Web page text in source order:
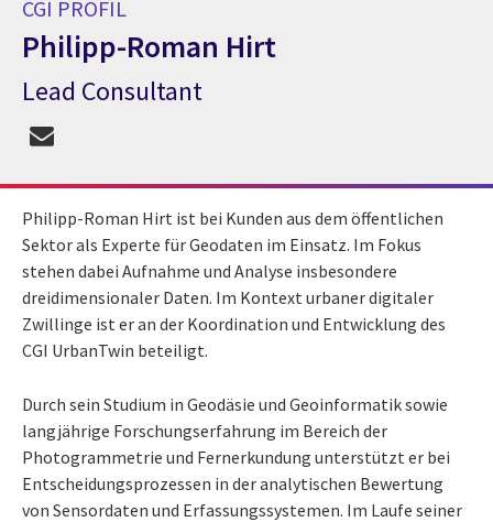
CGI PROFIL
Philipp-Roman Hirt
CGI Profil Philipp-Roman Hirt
Lead Consultant
Philipp-Roman Hirt ist bei Kunden aus dem öffentlichen
Sektor als Experte für Geodaten im Einsatz. Im Fokus
stehen dabei Aufnahme und Analyse insbesondere
dreidimensionaler Daten. Im Kontext urbaner digitaler
Zwillinge ist er an der Koordination und Entwicklung des
CGI UrbanTwin beteiligt.
Durch sein Studium in Geodäsie und Geoinformatik sowie
langjährige Forschungserfahrung im Bereich der
Photogrammetrie und Fernerkundung unterstützt er bei
Entscheidungsprozessen in der analytischen Bewertung
von Sensordaten und Erfassungssystemen. Im Laufe seiner